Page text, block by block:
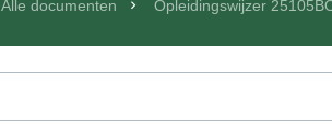
Alle documenten Opleidingswijzer